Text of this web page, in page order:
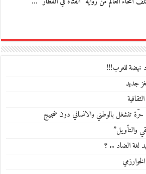
نهضة للعرب!!!
جديد
تنشغل بالوطني والانساني دون ضجيج
والتأويل”
لغة الضاد .. ؟